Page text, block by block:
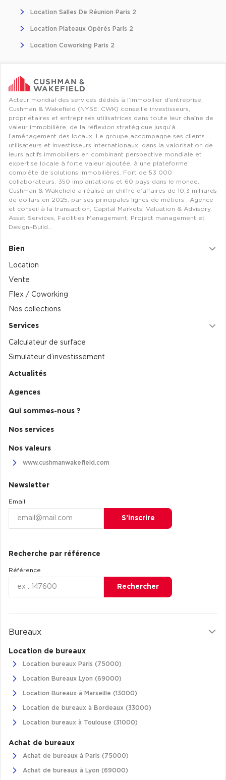
Location Salles De Réunion Paris 2
Location Plateaux Opérés Paris 2
Location Coworking Paris 2
Acteur mondial des services dédiés à l’immobilier d’entreprise,
Cushman & Wakefield (NYSE: CWK) conseille investisseurs,
propriétaires et entreprises utilisatrices dans toute leur chaîne de
valeur immobilière, de la réflexion stratégique jusqu’à
l’aménagement des locaux. Le groupe accompagne ses clients
utilisateurs et investisseurs internationaux, dans la valorisation de
leurs actifs immobiliers en combinant perspective mondiale et
expertise locale à forte valeur ajoutée, à une plateforme
complète de solutions immobilières. Fort de 53 000
collaborateurs, 350 implantations et 60 pays dans le monde,
Cushman & Wakefield a réalisé un chiffre d’affaires de 10,3 milliards
de dollars en 2025, par ses principales lignes de métiers : Agence
et conseil à la transaction, Capital Markets, Valuation & Advisory,
Asset Services, Facilities Management, Project management et
Design+Build…
Bien
Location
Vente
Flex / Coworking
Nos collections
Services
Calculateur de surface
Simulateur d’investissement
Actualités
Agences
Qui sommes-nous ?
Nos services
Nos valeurs
www.cushmanwakefield.com
Newsletter
Email
S’inscrire
Recherche par référence
Référence
Rechercher
Bureaux
Location de bureaux
Location bureaux Paris (75000)
Location Bureaux Lyon (69000)
Location Bureaux à Marseille (13000)
Location de bureaux à Bordeaux (33000)
Location bureaux à Toulouse (31000)
Achat de bureaux
Achat de bureaux à Paris (75000)
Achat de bureaux à Lyon (69000)